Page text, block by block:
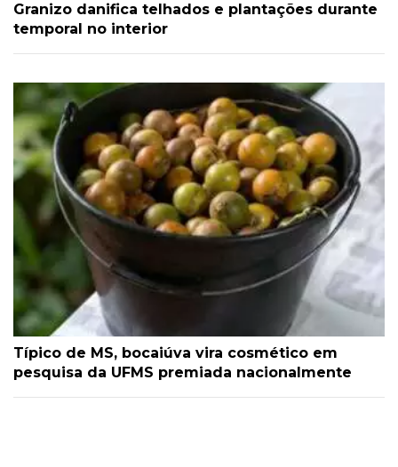
Granizo danifica telhados e plantações durante
temporal no interior
Típico de MS, bocaiúva vira cosmético em
pesquisa da UFMS premiada nacionalmente